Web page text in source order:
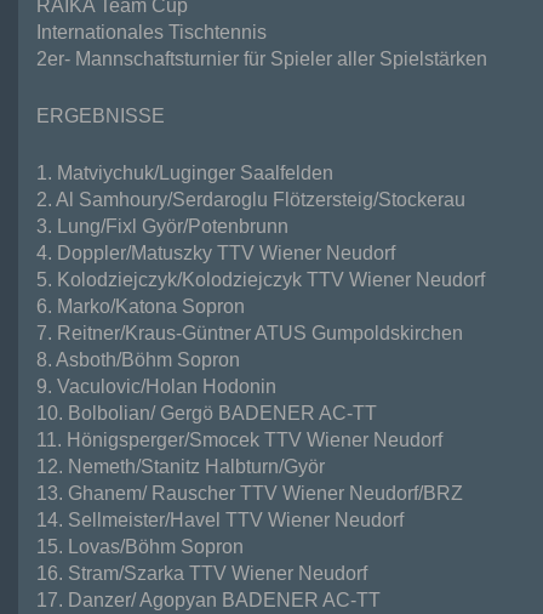
Woche
Vereinsmeisterschaften
YOUTH TEAM CUP
© byREDAXO
RAIKA Team Cup
Internationales Tischtennis
2er- Mannschaftsturnier für Spieler aller Spielstärken
ERGEBNISSE
1. Matviychuk/Luginger Saalfelden
2. Al Samhoury/Serdaroglu Flötzersteig/Stockerau
3. Lung/Fixl Györ/Potenbrunn
4. Doppler/Matuszky TTV Wiener Neudorf
5. Kolodziejczyk/Kolodziejczyk TTV Wiener Neudorf
6. Marko/Katona Sopron
7. Reitner/Kraus-GüntnerATUS Gumpoldskirchen
8. Asboth/Böhm Sopron
9. Vaculovic/Holan Hodonin
10. Bolbolian/ Gergö BADENER AC-TT
11. Hönigsperger/Smocek TTV Wiener Neudorf
12. Nemeth/Stanitz Halbturn/Györ
13. Ghanem/ Rauscher TTV Wiener Neudorf/BRZ
14. Sellmeister/Havel TTV Wiener Neudorf
15. Lovas/Böhm Sopron
16. Stram/Szarka TTV Wiener Neudorf
17. Danzer/ Agopyan BADENER AC-TT